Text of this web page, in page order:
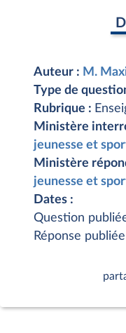
Auteur : M.
Type de
Rubrique :
Ministère
jeunesse et
Ministère
jeunesse et
Dates :
Question
Réponse